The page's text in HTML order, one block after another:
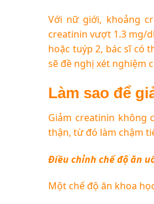
Với nữ giới, khoảng
creatinin vượt 1.3 mg/
hoặc tuýp 2, bác sĩ có
sẽ đề nghị xét nghiệm
Làm sao để
Giảm creatinin không
thận, từ đó làm chậm
Điều chỉnh chế độ ăn
Một chế độ ăn khoa